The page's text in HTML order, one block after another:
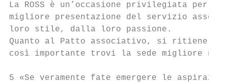
La ROSS è un’occasione privilegiata per
migliore presentazione del servizio
loro stile, dalla loro passione.
Quanto al Patto associativo, si ritiene che
così importante trovi la sede migliore nel
5 «Se veramente fate emergere le